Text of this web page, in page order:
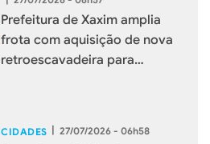
Prefeitura de Xaxim amplia
frota com aquisição de nova
retroescavadeira para
CIDADES | 27/07/2026 - 06h58